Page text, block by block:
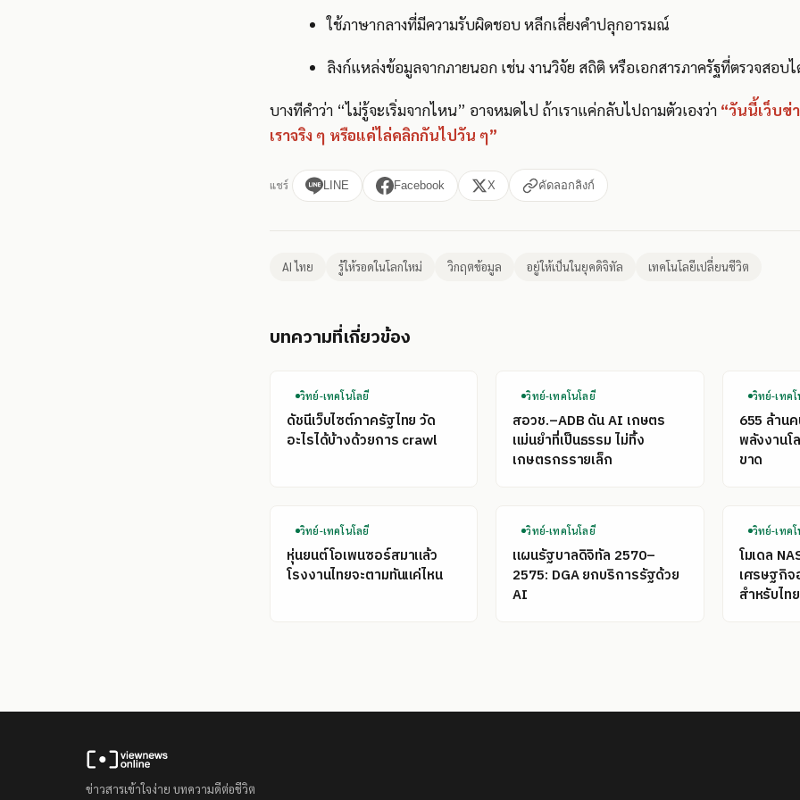
ใช้ภาษากลางที่มีความรับผิดชอบ หลีกเลี่ยงคำปลุกอารมณ์
ลิงก์แหล่งข้อมูลจากภายนอก เช่น งานวิจัย สถิติ หรือเอกสารภาครัฐที่ตรวจสอบ
บางทีคำว่า “ไม่รู้จะเริ่มจากไหน” อาจหมดไป ถ้าเราแค่กลับไปถามตัวเองว่า “วันนี้เว็บข่
เราจริง ๆ หรือแค่ไล่คลิกกันไปวัน ๆ”
แชร์ LINE Facebook X คัดลอกลิงก์
AI ไทย รู้ให้รอดในโลกใหม่ วิกฤตข้อมูล อยู่ให้เป็นในยุคดิจิทัล เทคโนโลยีเปลี่ยนชีวิต
บทความที่เกี่ยวข้อง
วิทย์-เทคโนโลยี
ดัชนีเว็บไซต์ภาครัฐไทย วัด
อะไรได้บ้างด้วยการ crawl
วิทย์-เทคโนโลยี
สอวช.–ADB ดัน AI เกษตร
แม่นยำที่เป็นธรรม ไม่ทิ้ง
เกษตรกรรายเล็ก
วิทย์-เทคโ
655 ล้าน
พลังงานโ
ขาด
วิทย์-เทคโนโลยี
หุ่นยนต์โอเพนซอร์สมาแล้ว
โรงงานไทยจะตามทันแค่ไหน
วิทย์-เทคโนโลยี
แผนรัฐบาลดิจิทัล 2570–
2575: DGA ยกบริการรัฐด้วย
AI
วิทย์-เทคโ
โมเดล
เศรษฐกิจ
สำหรับไทย
ข่าวสารเข้าใจง่าย บทความดีต่อชีวิต